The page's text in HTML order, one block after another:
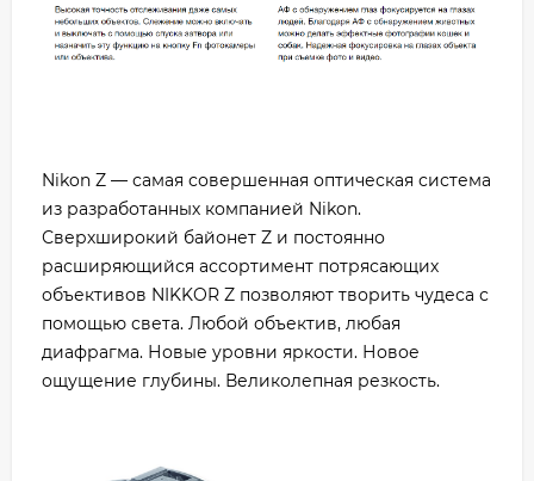
Nikon Z — самая совершенная оптическая система
из разработанных компанией Nikon.
Сверхширокий байонет Z и постоянно
расширяющийся ассортимент потрясающих
объективов NIKKOR Z позволяют творить чудеса с
помощью света. Любой объектив, любая
диафрагма. Новые уровни яркости. Новое
ощущение глубины. Великолепная резкость.